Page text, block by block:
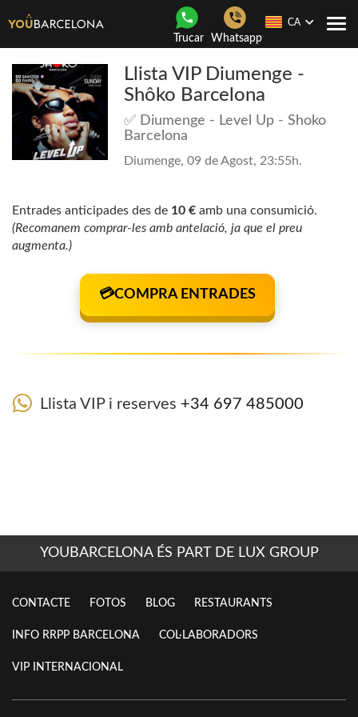
Trucar Whatsapp
CA
Llista VIP Diumenge -
Shôko Barcelona
✅ Diumenge - Level Up - Shoko
Barcelona
Diumenge, 09 de Agost, 23:55h.
Entrades anticipades des de 10 € amb una consumició.
(Recomanem comprar-les amb antelació, ja que el preu
augmenta.)
💳COMPRA ENTRADES
Llista VIP i reserves +34 697 485000
YOUBARCELONA ÉS PART DE LUX GROUP
CONTACTE FOTOS BLOG RESTAURANTS
INFO RRPP BARCELONA COL·LABORADORS
VIP INTERNACIONAL